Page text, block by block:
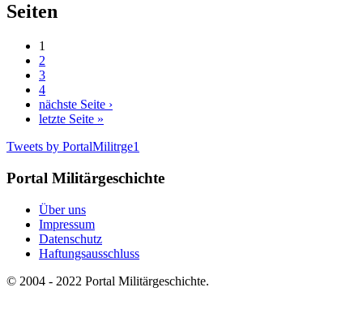
Seiten
1
2
3
4
nächste Seite ›
letzte Seite »
Tweets by PortalMilitrge1
Portal Militärgeschichte
Über uns
Impressum
Datenschutz
Haftungsausschluss
© 2004 - 2022 Portal Militärgeschichte.